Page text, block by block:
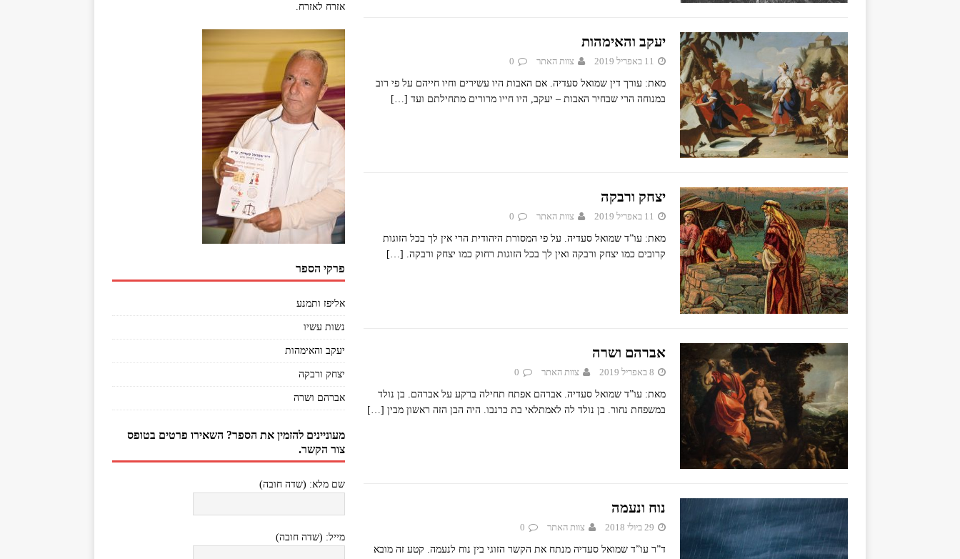
יעקב והאימהות
11 באפריל 2019 צוות האתר 0
מאת: עורך דין שמואל סעדיה. אם האבות היו עשירים וחיו חייהם על פי רוב
במנוחה הרי שבחיר האבות – יעקב, היו חייו מרורים מתחילתם ועד […]
יצחק ורבקה
11 באפריל 2019 צוות האתר 0
מאת: עו”ד שמואל סעדיה. על פי המסורת היהודית הרי אין לך בכל הזוגות
קרובים כמו יצחק ורבקה ואין לך בכל הזוגות רחוק כמו יצחק ורבקה. […]
אברהם ושרה
8 באפריל 2019 צוות האתר 0
מאת: עו”ד שמואל סעדיה. אברהם אפתח תחילה ברקע על אברהם. בן נולד
במשפחת נחור. בן נולד לה לאמתלאי בת כרנבו. היה הבן הזה ראשון מבין […]
נוח ונעמה
29 ביולי 2018 צוות האתר 0
ד”ר עו”ד שמואל סעדיה מנתח את הקשר הזוגי בין נוח לנעמה. קטע זה מובא
אזרח לאזרח.
פרקי הספר
אליפז ותמנע
נשות עשיו
יעקב והאימהות
יצחק ורבקה
אברהם ושרה
מעוניינים להזמין את הספר? השאירו פרטים בטופס
צור הקשר.
שם מלא: (שדה חובה)
מייל: (שדה חובה)